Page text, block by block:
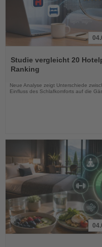
Sie
die
Nachrichten
Studie vergleicht 20
Ranking
Neue Analyse zeigt Unterschiede
Einfluss des Schlafkomforts auf die